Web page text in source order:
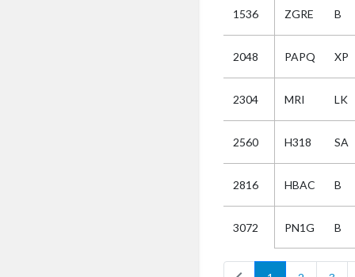
1536 ZGRE B
2048 PAPQ XP
2304 MRI LK
2560 H318 SA
2816 HBAC B
3072 PN1G B